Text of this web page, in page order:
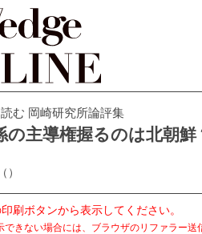
む 岡崎研究所論評集
の主導権握るのは北朝鮮
（）
刷ボタンから表示してください。
できない場合には、ブラウザのリファラー送